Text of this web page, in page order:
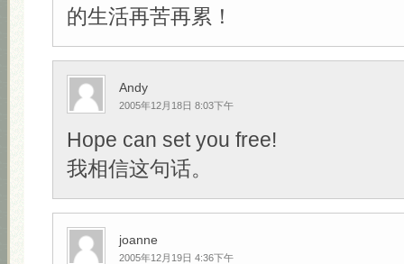
的生活再苦再累！
Andy
2005年12月18日 8:03下午
Hope can set you free!
我相信这句话。
joanne
2005年12月19日 4:36下午